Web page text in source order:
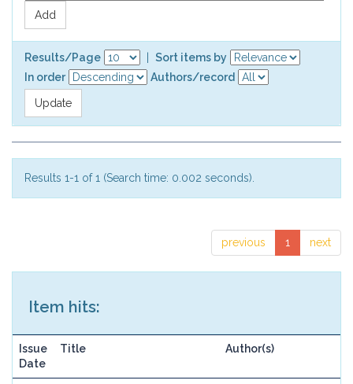
Results/Page
Sort items by
In order
Authors/record
Results 1-1 of 1 (Search time: 0.002 seconds).
previous 1 next
Item hits:
Issue
Date
Title Author(s)